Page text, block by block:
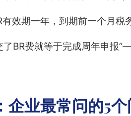
有效期一年，到期前一个月税
了BR费就等于完成周年申报
企业最常问的5